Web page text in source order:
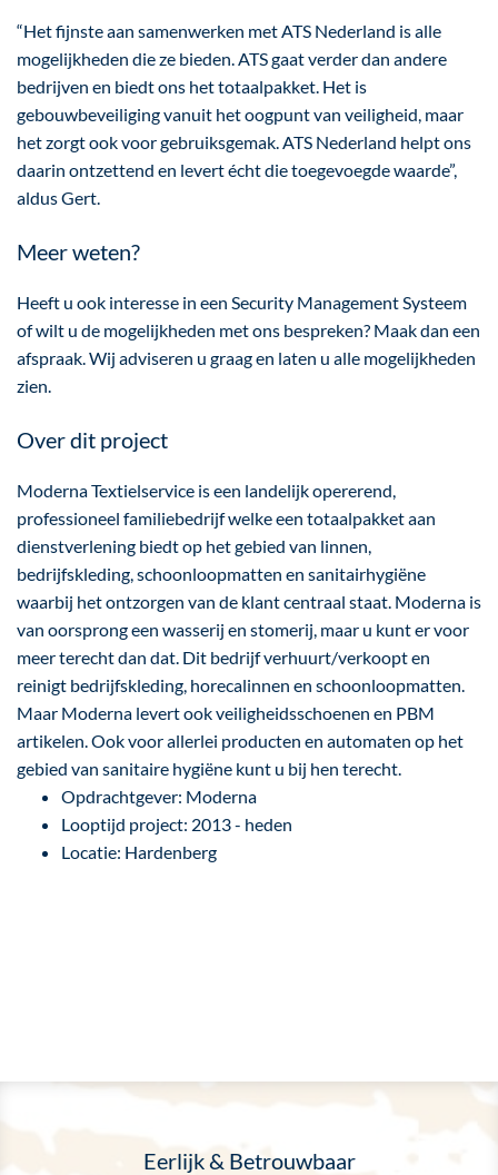
“Het fijnste aan samenwerken met ATS Nederland is alle
mogelijkheden die ze bieden. ATS gaat verder dan andere
bedrijven en biedt ons het totaalpakket. Het is
gebouwbeveiliging vanuit het oogpunt van veiligheid, maar
het zorgt ook voor gebruiksgemak. ATS Nederland helpt ons
daarin ontzettend en levert écht die toegevoegde waarde”,
aldus Gert.
Meer weten?
Heeft u ook interesse in een Security Management Systeem
of wilt u de mogelijkheden met ons bespreken? Maak dan een
afspraak. Wij adviseren u graag en laten u alle mogelijkheden
zien.
Over dit project
Moderna Textielservice is een landelijk opererend,
professioneel familiebedrijf welke een totaalpakket aan
dienstverlening biedt op het gebied van linnen,
bedrijfskleding, schoonloopmatten en sanitairhygiëne
waarbij het ontzorgen van de klant centraal staat. Moderna is
van oorsprong een wasserij en stomerij, maar u kunt er voor
meer terecht dan dat. Dit bedrijf verhuurt/verkoopt en
reinigt bedrijfskleding, horecalinnen en schoonloopmatten.
Maar Moderna levert ook veiligheidsschoenen en PBM
artikelen. Ook voor allerlei producten en automaten op het
gebied van sanitaire hygiëne kunt u bij hen terecht.
Opdrachtgever: Moderna
Looptijd project: 2013 - heden
Locatie: Hardenberg
Eerlijk & Betrouwbaar